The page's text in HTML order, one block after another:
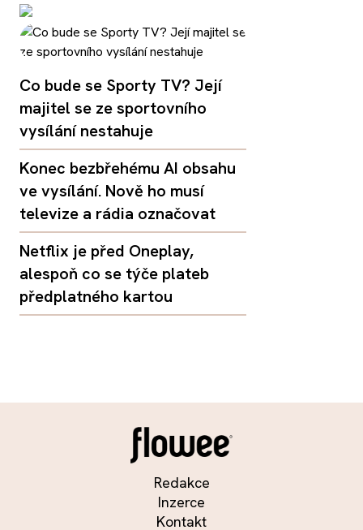
Co bude se Sporty TV? Její
majitel se ze sportovního
vysílání nestahuje
Konec bezbřehému AI obsahu
ve vysílání. Nově ho musí
televize a rádia označovat
Netflix je před Oneplay,
alespoň co se týče plateb
předplatného kartou
Redakce
Inzerce
Kontakt